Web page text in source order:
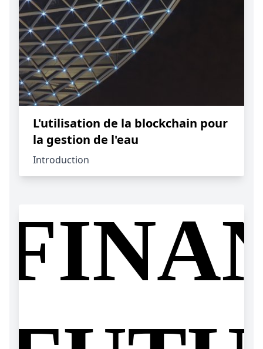
L'utilisation de la blockchain pour
la gestion de l'eau
Introduction